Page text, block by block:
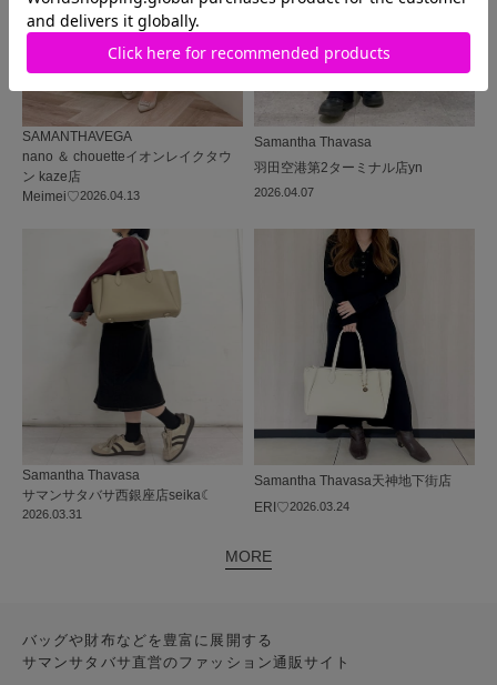
2026.04.13
SAMANTHAVEGA
nano ＆ chouetteイオンレイクタウ
ン kaze店
Meimei♡
2026.04.07
Samantha Thavasa
羽田空港第2ターミナル店yn
2026.03.31
Samantha Thavasa
サマンサタバサ西銀座店seika☾
2026.03.24
Samantha Thavasa天神地下街店
ERI♡
MORE
バッグや財布などを豊富に展開する
サマンサタバサ直営のファッション通販サイト